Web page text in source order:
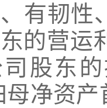
有韧性
的营运
股东的
母净资